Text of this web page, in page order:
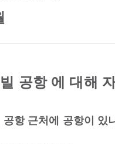
공항 에 대해
공항 근처에 공항이 있